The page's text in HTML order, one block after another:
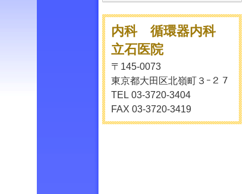
内科 循環器内科
立石医院
〒145-0073
東京都大田区北嶺町３ｰ２７
TEL 03-3720-3404
FAX 03-3720-3419